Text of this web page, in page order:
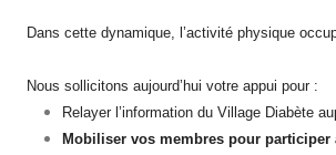
Dans cette dynamique, l’activité physique
Nous sollicitons aujourd’hui votre appui pour :
Relayer l’information du Village Diabète
Mobiliser vos membres pour participer